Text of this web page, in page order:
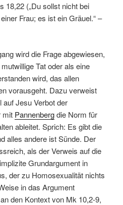
18,22 („Du sollst nicht bei
Frau; es ist ein Gräuel.“ –
wird die Frage abgewiesen,
Tat oder als eine
wird, das allen
vorausgeht. Dazu verweist
auf Jesu Verbot der
mit Pannenbergdie Norm für
ableitet. Sprich: Es gibt die
alles andere ist Sünde. Der
als der Verweis auf die
Grundargument in
der zu Homosexualität nichts
in das Argument
den Kontext von Mk 10,2-9,